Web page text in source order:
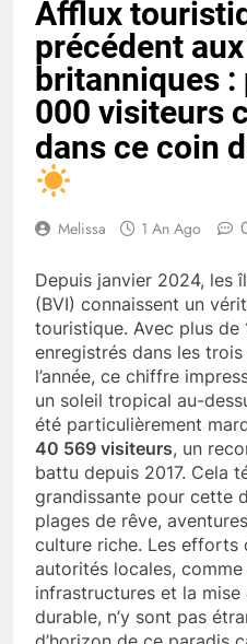
Afflux
précédent
britanniques :
000 visiteurs
dans ce coin
Melissa 1 An Ago
Depuis janvier 2024, les
(BVI) connaissent un
touristique. Avec plus de
enregistrés dans les
l’année, ce chiffre
un soleil tropical au-
été particulièrement
40 569 visiteurs, un
battu depuis 2017. Cela
grandissante pour cette
plages de rêve,
culture riche. Les efforts
autorités locales, comme
infrastructures et la mise
durable, n’y sont pas